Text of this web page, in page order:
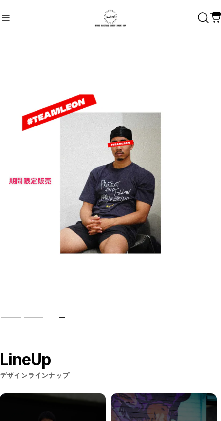
Category商品カテゴリ
SHOEHURRY!/RBAアパレル
#HARDWORK #INTENSITY #ENERGY
EVERY DETAIL MATTERS.
HARDWORK
＃TEAMLEON｜松本健児リオン
WHO AM I｜ディクソンジュニアタリキ
CLOSE
LineUp
デザインラインナップ